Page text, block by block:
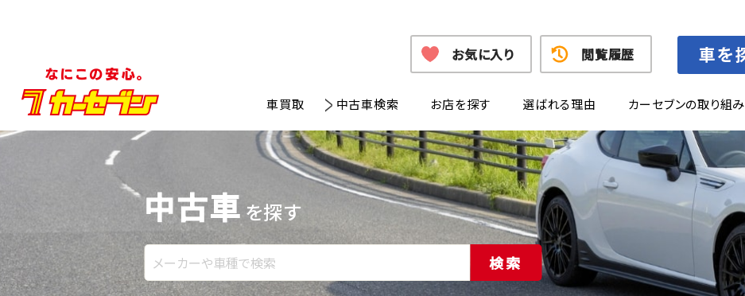
車買取 中古車検索 お店を探す 選ばれる理由 カーセブンの取り組み
お気に入り 閲覧履歴
中古車 を探す
検索